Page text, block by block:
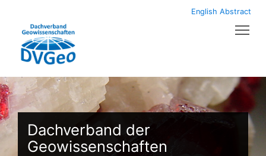
English Abstract
Dachverband der
Geowissenschaften